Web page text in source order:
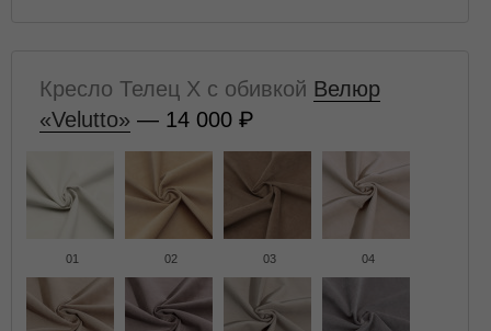
Кресло Телец X с обивкой Велюр
«Velutto» — 14 000
01 02 03 04